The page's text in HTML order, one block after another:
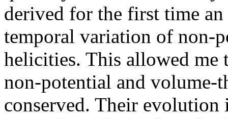
derived for the first time
temporal variation of non-
helicities. This allowed
non-potential and volume-
conserved. Their